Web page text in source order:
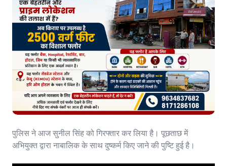
पुलिस ने आज सुनील सिंह को गिरफ्तार कर लिया है। पूछताछ में
अभियुक्त द्वारा नाबालिक के साथ दुष्कर्म किए जाने की पुष्टि हुई है।